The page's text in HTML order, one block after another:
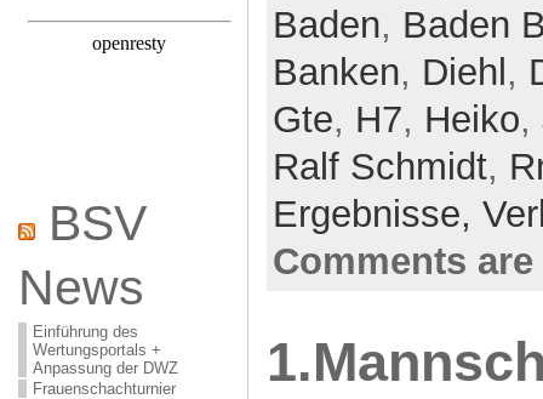
BSV
News
Einführung des
Wertungsportals +
Anpassung der DWZ
Frauenschachturnier
Baden, Baden
Banken, Diehl,
Gte, H7, Heiko,
Ralf Schmidt,
Ergebnisse,
Comments